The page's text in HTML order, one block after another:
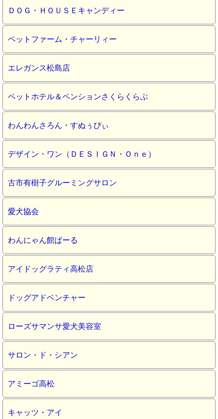
ＤＯＧ・ＨＯＵＳＥキャンディー
ペットファーム・チャーリィー
エレガンス松島店
ペットホテル＆ペンションさくらくらぶ
わんわんさろん・すぬぅぴぃ
デザイン・ワン（ＤＥＳＩＧＮ・Ｏｎｅ）
古市有樹子グルーミングサロン
愛犬協会
わんにゃん館ぱーる
アイドッグラティ高松店
ドッグアドベンチャー
ローズサマンサ愛犬美容室
サロン・ド・シアン
アミーゴ高松
キャッツ・アイ